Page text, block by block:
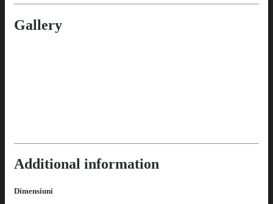
Gallery
Additional information
Dimensiuni